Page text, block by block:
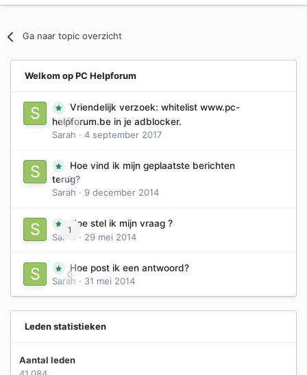
Ga naar topic overzicht
Welkom op PC Helpforum
0
Vriendelijk verzoek: whitelist www.pc-
helpforum.be in je adblocker.
Sarah · 4 september 2017
0
Hoe vind ik mijn geplaatste berichten
terug?
Sarah · 9 december 2014
1
Hoe stel ik mijn vraag ?
Sarah
· 29 mei 2014
0
Hoe post ik een antwoord?
Sarah · 31 mei 2014
Leden statistieken
Aantal leden